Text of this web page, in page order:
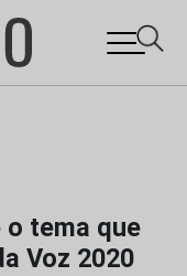
o tema que
Voz 2020